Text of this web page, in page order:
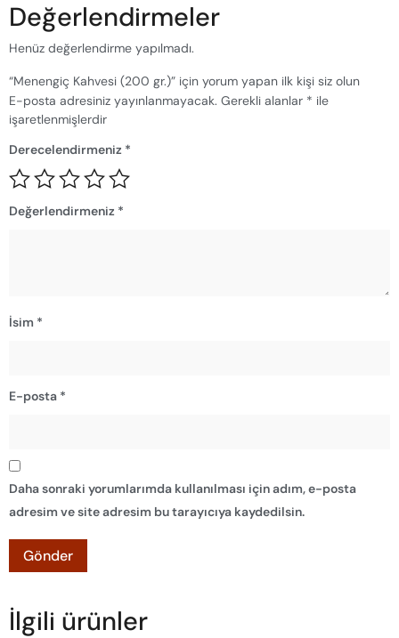
Değerlendirmeler
Henüz değerlendirme yapılmadı.
“Menengiç Kahvesi (200 gr.)” için yorum yapan ilk kişi siz olun
E-posta adresiniz yayınlanmayacak. Gerekli alanlar * ile
işaretlenmişlerdir
Derecelendirmeniz *
Değerlendirmeniz *
İsim *
E-posta *
Daha sonraki yorumlarımda kullanılması için adım, e-posta
adresim ve site adresim bu tarayıcıya kaydedilsin.
İlgili ürünler